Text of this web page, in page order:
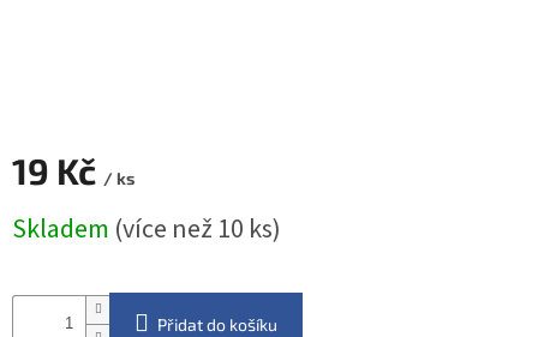
19 Kč / ks
cena:
Skladem (více než 10 ks)
Přidat do košíku